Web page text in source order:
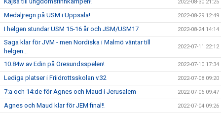
2022-08-30 21:25
Medaljregn på USM i Uppsala! 2022-08-29 12:49
I helgen stundar USM 15-16 år och JSM/USM17 2022-08-24 14:14
Saga klar för JVM - men Nordiska i Malmö väntar till
helgen...
2022-07-11 22:12
10.84w av Edin på Öresundsspelen! 2022-07-10 17:34
Lediga platser i Friidrottsskolan v.32 2022-07-08 09:20
7:a och 14:de för Agnes och Maud i Jerusalem 2022-07-06 09:47
Agnes och Maud klar för JEM final!! 2022-07-04 09:26